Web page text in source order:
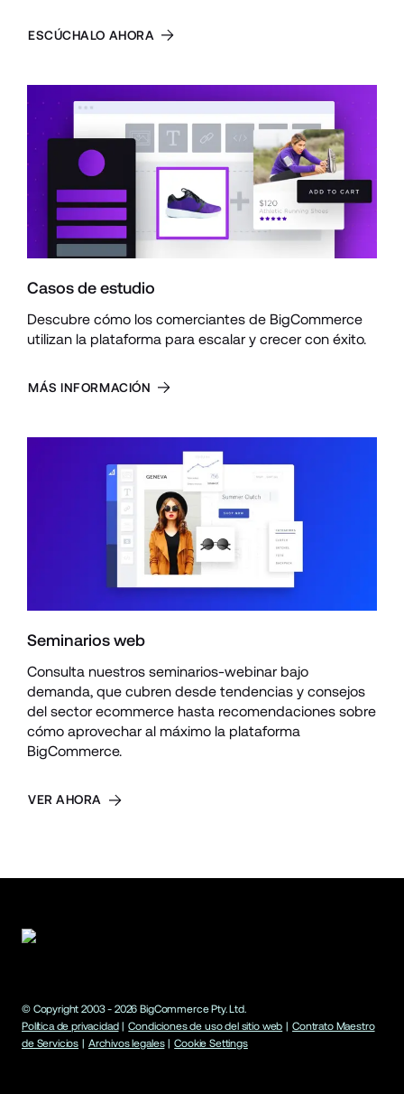
ESCÚCHALO AHORA
Casos de estudio
Descubre cómo los comerciantes de BigCommerce
utilizan la plataforma para escalar y crecer con éxito.
MÁS INFORMACIÓN
Seminarios web
Consulta nuestros seminarios-webinar bajo
demanda, que cubren desde tendencias y consejos
del sector ecommerce hasta recomendaciones sobre
cómo aprovechar al máximo la plataforma
BigCommerce.
VER AHORA
© Copyright 2003 - 2026 BigCommerce Pty. Ltd.
Política de privacidad | Condiciones de uso del sitio web | Contrato Maestro
de Servicios | Archivos legales | Cookie Settings